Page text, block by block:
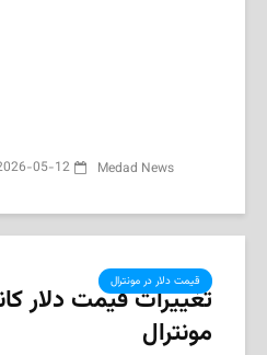
05-12
قیمت دلار در مونترال
تغییرات قیمت دلار
مونترال